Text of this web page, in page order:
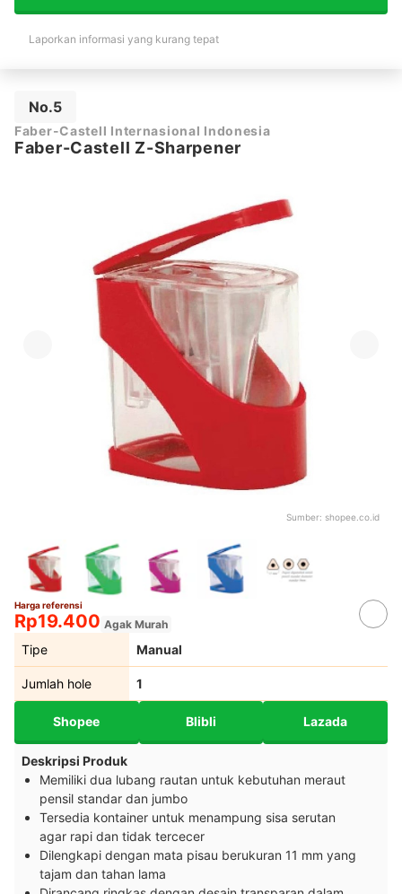
Laporkan informasi yang kurang tepat
No.5
Faber-Castell Internasional Indonesia
Faber-Castell Z-Sharpener
Sumber: shopee.co.id
Harga referensi
Rp19.400 Agak Murah
Tipe Manual
Jumlah hole 1
Shopee Blibli Lazada
Deskripsi Produk
Memiliki dua lubang rautan untuk kebutuhan meraut
pensil standar dan jumbo
Tersedia kontainer untuk menampung sisa serutan
agar rapi dan tidak tercecer
Dilengkapi dengan mata pisau berukuran 11 mm yang
tajam dan tahan lama